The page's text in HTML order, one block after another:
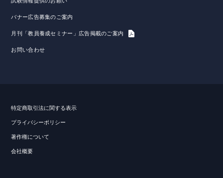
バナー広告募集のご案内
月刊「教員養成セミナー」広告掲載のご案内
お問い合わせ
特定商取引法に関する表示
プライバシーポリシー
著作権について
会社概要